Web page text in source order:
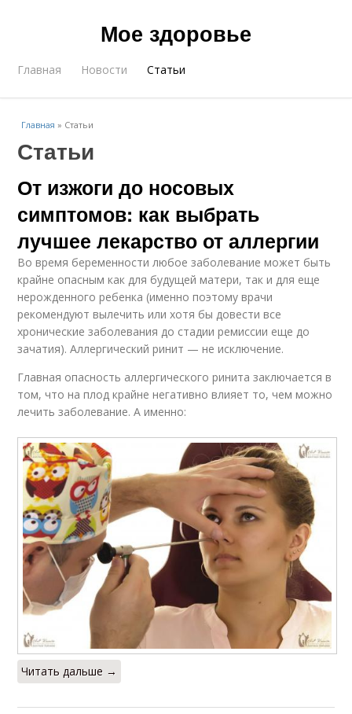
Мое здоровье
Главная Новости Статьи
Главная » Статьи
Статьи
От изжоги до носовых
симптомов: как выбрать
лучшее лекарство от аллергии
Во время беременности любое заболевание может быть
крайне опасным как для будущей матери, так и для еще
нерожденного ребенка (именно поэтому врачи
рекомендуют вылечить или хотя бы довести все
хронические заболевания до стадии ремиссии еще до
зачатия). Аллергический ринит — не исключение.
Главная опасность аллергического ринита заключается в
том, что на плод крайне негативно влияет то, чем можно
лечить заболевание. А именно:
Читать дальше →